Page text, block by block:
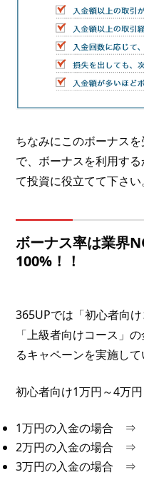
ちなみにこのボーナス
で、ボーナスを利用す
て投資に役立てて下さい
ボーナス率は業界
100%！！
365UPでは「初心者向
「上級者向けコース」
るキャペーンを実施して
初心者向け1万円～4万
1万円の入金の場合 ⇒
2万円の入金の場合 ⇒
3万円の入金の場合 ⇒